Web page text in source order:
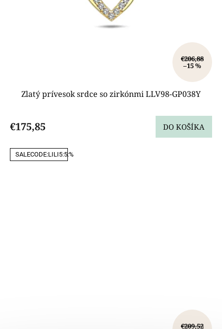
€206,88
–15 %
Zlatý prívesok srdce so zirkónmi LLV98-GP038Y
€175,85 DO KOŠÍKA
SALECODE:LILI5:5:%
€209,52